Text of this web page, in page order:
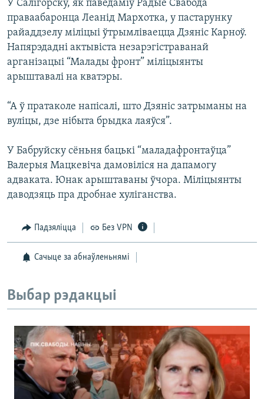
У Салігорску, як паведаміў Радыё Свабода
праваабаронца Леанід Мархотка, у пастарунку
райаддзелу міліцыі ўтрымліваецца Дзяніс Карноў.
Напярэдадні актывіста незарэгістраванай
арганізацыі “Малады фронт” міліцыянты
арыштавалі на кватэры.
“А ў пратаколе напісалі, што Дзяніс затрыманы на
вуліцы, дзе нібыта брыдка лаяўся”.
У Бабруйску сёньня бацькі “маладафронтаўца”
Валерыя Мацкевіча дамовіліся на дапамогу
адваката. Юнак арыштаваны ўчора. Міліцыянты
даводзяць пра дробнае хуліганства.
Падзяліцца Без VPN
Сачыце за абнаўленьнямі
Выбар рэдакцыі